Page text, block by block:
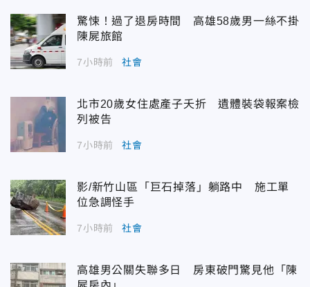
驚悚！過了退房時間 高雄58歲男一絲不掛
陳屍旅館
7小時前 社會
北市20歲女住處產子夭折 遺體裝袋報案檢
列被告
7小時前 社會
影/新竹山區「巨石掉落」躺路中 施工單
位急調怪手
7小時前 社會
高雄男公關失聯多日 房東破門驚見他「陳